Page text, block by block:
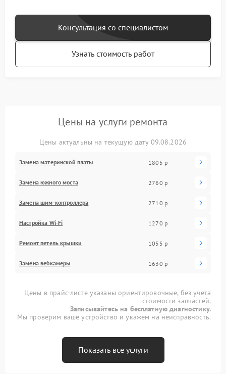
Консультация со специалистом
Узнать стоимость работ
Цены на услуги ремонта
Цены актуальны на текущую дату 09.08.2026
Замена материнской платы 1805 р
Замена южного моста 2760 р
Замена шим-контроллера 2710 р
Настройка Wi-Fi 1270 р
Ремонт петель крышки 1055 р
Замена вебкамеры 1630 р
Цены в прайс-листе указаны ориентировочные, без учета
стоимости запчастей.
Записывайтесь на бесплатную диагностику.
Мы проверим ваше устройство и укажем на неисправность.
Показать все услуги